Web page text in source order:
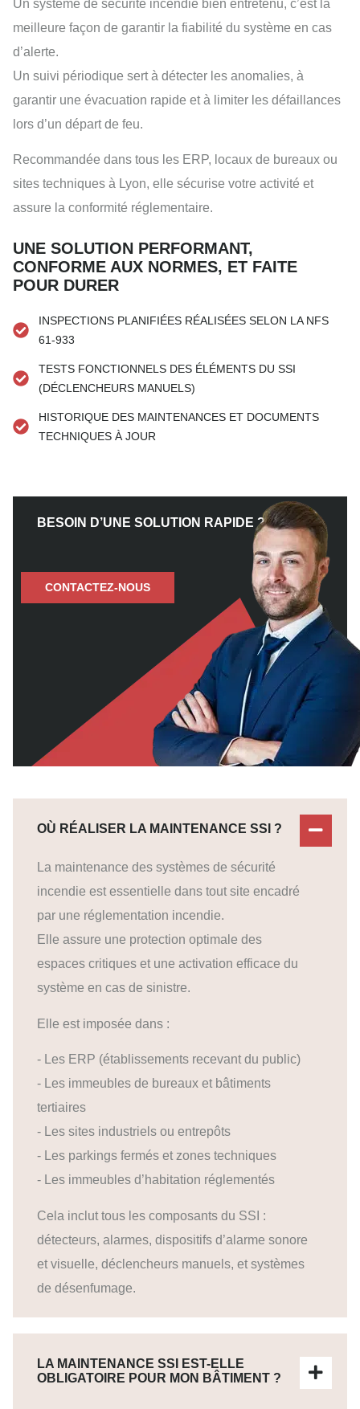
Un système de sécurité incendie bien entretenu, c’est la
meilleure façon de garantir la fiabilité du système en cas
d’alerte.
Un suivi périodique sert à détecter les anomalies, à
garantir une évacuation rapide et à limiter les défaillances
lors d’un départ de feu.
Recommandée dans tous les ERP, locaux de bureaux ou
sites techniques à Lyon, elle sécurise votre activité et
assure la conformité réglementaire.
UNE SOLUTION PERFORMANT,
CONFORME AUX NORMES, ET FAITE
POUR DURER
INSPECTIONS PLANIFIÉES RÉALISÉES SELON LA NFS
61-933
TESTS FONCTIONNELS DES ÉLÉMENTS DU SSI
(DÉCLENCHEURS MANUELS)
HISTORIQUE DES MAINTENANCES ET DOCUMENTS
TECHNIQUES À JOUR
BESOIN D’UNE SOLUTION RAPIDE ?
CONTACTEZ-NOUS
OÙ RÉALISER LA MAINTENANCE SSI ?
La maintenance des systèmes de sécurité
incendie est essentielle dans tout site encadré
par une réglementation incendie.
Elle assure une protection optimale des
espaces critiques et une activation efficace du
système en cas de sinistre.
Elle est imposée dans :
- Les ERP (établissements recevant du public)
- Les immeubles de bureaux et bâtiments
tertiaires
- Les sites industriels ou entrepôts
- Les parkings fermés et zones techniques
- Les immeubles d’habitation réglementés
Cela inclut tous les composants du SSI :
détecteurs, alarmes, dispositifs d’alarme sonore
et visuelle, déclencheurs manuels, et systèmes
de désenfumage.
LA MAINTENANCE SSI EST-ELLE
OBLIGATOIRE POUR MON BÂTIMENT ?